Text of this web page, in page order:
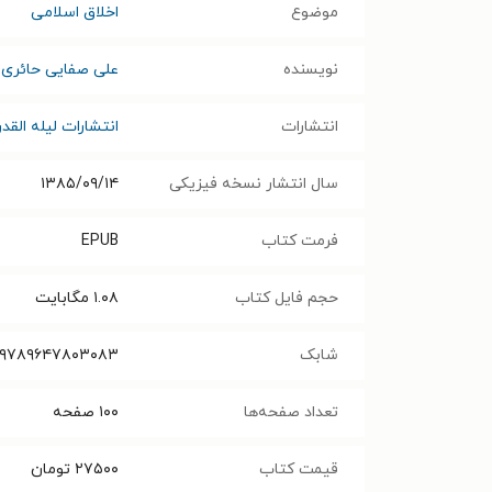
موضوع اخلاق اسلامی
نویسنده علی صفایی حائری
انتشارات انتشارات لیله
سال انتشار نسخه فیزیکی ۱۳۸۵/۰۹/۱۴
فرمت کتاب EPUB
حجم فایل کتاب ۱.۰۸ مگابایت
شابک ۹۷۸۹۶۴۷۸۰۳۰۸۳
تعداد صفحه‌ها ۱۰۰ صفحه
قیمت کتاب ۲۷۵۰۰ تومان